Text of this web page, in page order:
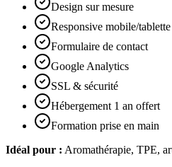
Design sur mesure
Responsive mobile/tablette
Formulaire de contact
Google Analytics
SSL & sécurité
Hébergement 1 an offert
Formation prise en main
Idéal pour : Aromathérapie, TPE,